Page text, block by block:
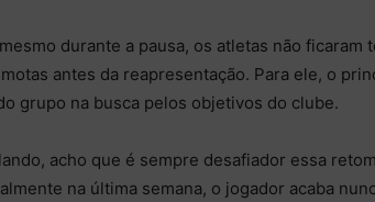
durante a pausa, os atletas não ficaram
antes da reapresentação. Para ele, o
grupo na busca pelos objetivos do clube.
acho que é sempre desafiador essa
na última semana, o jogador acaba